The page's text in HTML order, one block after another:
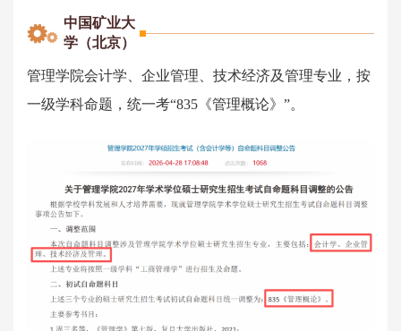
中国矿业大
学（北京）
管理学院会计学、企业管理、技术经济及管理专业，按
一级学科命题，统一考“835《管理概论》”。